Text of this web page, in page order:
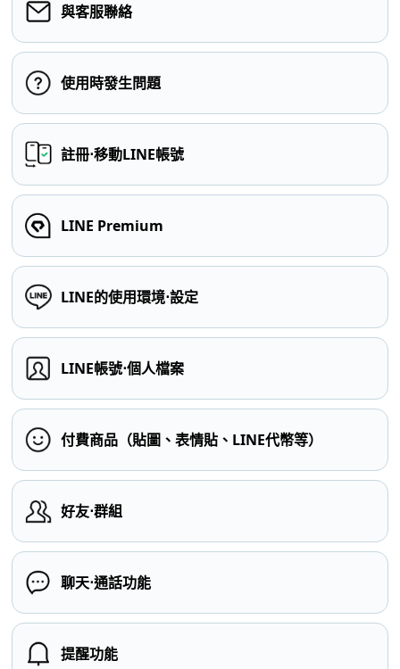
與客服聯絡
使用時發生問題
註冊⋅移動LINE帳號
LINE Premium
LINE的使用環境⋅設定
LINE帳號⋅個人檔案
付費商品（貼圖、表情貼、LINE代幣等）
好友⋅群組
聊天⋅通話功能
提醒功能